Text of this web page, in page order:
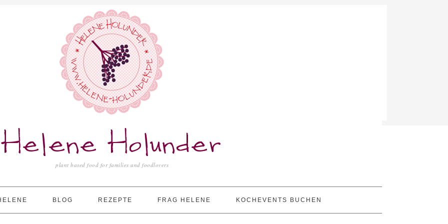
Helene Holunder
plant based food for families and foodlovers
BLOG REZEPTE FRAG HELENE KOCHEVENTS BUCHEN